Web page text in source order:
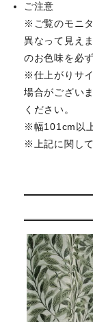
ご注意
※ご覧のモニ
異なって見え
のお色味を必
※仕上がりサ
場合がござい
ください。
※幅101cm以
※上記に関し